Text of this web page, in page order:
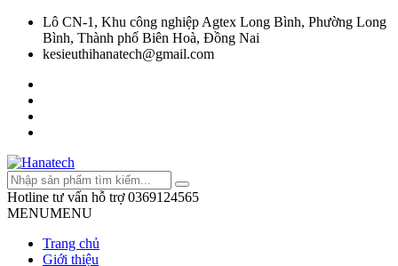
Lô CN-1, Khu công nghiệp Agtex Long Bình, Phường Long
Bình, Thành phố Biên Hoà, Đồng Nai
kesieuthihanatech@gmail.com
Hotline tư vấn hỗ trợ 0369124565
MENUMENU
Trang chủ
Giới thiệu